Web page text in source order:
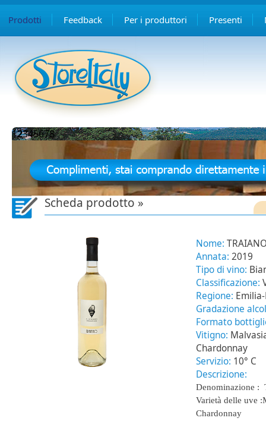
Prodotti Feedback Per i produttori Presenti
12345678
Scheda prodotto »
Nome:
Annata: 2019
Tipo di vino:
Classificazione:
Regione:
Gradazione
Formato
Vitigno:
Chardonnay
Servizio: 10° C
Descrizione:
Denominazione :
Varietà delle uve :
Chardonnay